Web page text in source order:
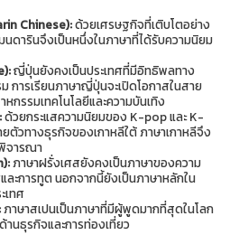
Chinese):ด้วยเศรษฐกิจที่เติบโตอย่าง
นดารินจึงเป็นหนึ่งในภาษาที่ได้รับความนิยม
ญี่ปุ่นยังคงเป็นประเทศที่มีอิทธิพลทาง
การเรียนภาษาญี่ปุ่นจะเปิดโอกาสในสาย
กรรมเทคโนโลยีและความบันเทิง
ด้วยกระแสความนิยมของ K-pop และ K-
ตัวทางธุรกิจของเกาหลีใต้ ภาษาเกาหลีจึง
จารณา
ภาษาฝรั่งเศสยังคงเป็นภาษาของความ
ละการทูต นอกจากนี้ยังเป็นภาษาหลักใน
เทศ
ภาษาสเปนเป็นภาษาที่มีผู้พูดมากที่สุดในโลก
นธุรกิจและการท่องเที่ยว